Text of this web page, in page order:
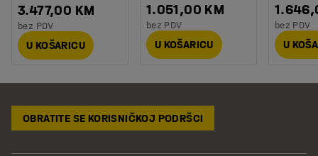
3.477,00 KM
bez PDV
U KOŠARICU
1.051,00 KM
bez PDV
U KOŠARICU
bez PDV
U
OBRATITE SE KORISNIČKOJ PODRŠCI